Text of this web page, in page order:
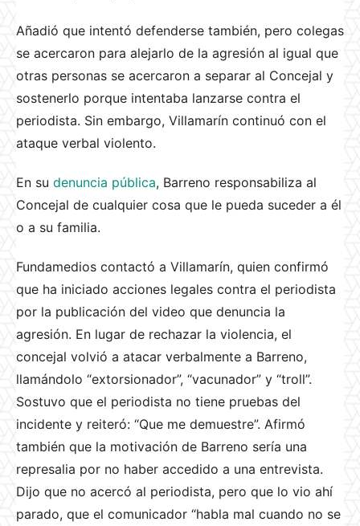
Añadió que intentó defenderse también, pero colegas
se acercaron para alejarlo de la agresión al igual que
otras personas se acercaron a separar al Concejal y
sostenerlo porque intentaba lanzarse contra el
periodista. Sin embargo, Villamarín continuó con el
ataque verbal violento.
En su denuncia pública, Barreno responsabiliza al
Concejal de cualquier cosa que le pueda suceder a él
o a su familia.
Fundamedios contactó a Villamarín, quien confirmó
que ha iniciado acciones legales contra el periodista
por la publicación del video que denuncia la
agresión. En lugar de rechazar la violencia, el
concejal volvió a atacar verbalmente a Barreno,
llamándolo “extorsionador”, “vacunador” y “troll”.
Sostuvo que el periodista no tiene pruebas del
incidente y reiteró: “Que me demuestre”. Afirmó
también que la motivación de Barreno sería una
represalia por no haber accedido a una entrevista.
Dijo que no acercó al periodista, pero que lo vio ahí
parado, que el comunicador “habla mal cuando no se